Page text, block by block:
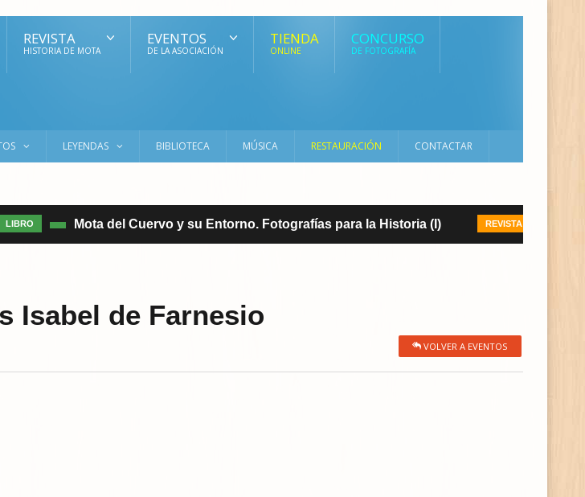
REVISTA
HISTORIA DE MOTA
EVENTOS
DE LA ASOCIACIÓN
TIENDA
ONLINE
CONCURSO
DE FOTOGRAFÍA
LEYENDAS BIBLIOTECA MÚSICA RESTAURACIÓN CONTACTAR
Mota del Cuervo y su Entorno. Fotografías para la Historia (I) REVISTA
Isabel de Farnesio
VOLVER A EVENTOS